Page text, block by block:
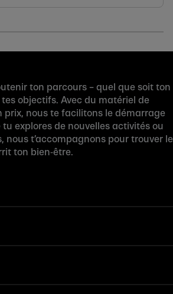
ton parcours – quel que soit ton
objectifs. Avec du matériel de
prix, nous te facilitons le démarrage
tu explores de nouvelles activités ou
nous t’accompagnons pour trouver le
ton bien‑être.